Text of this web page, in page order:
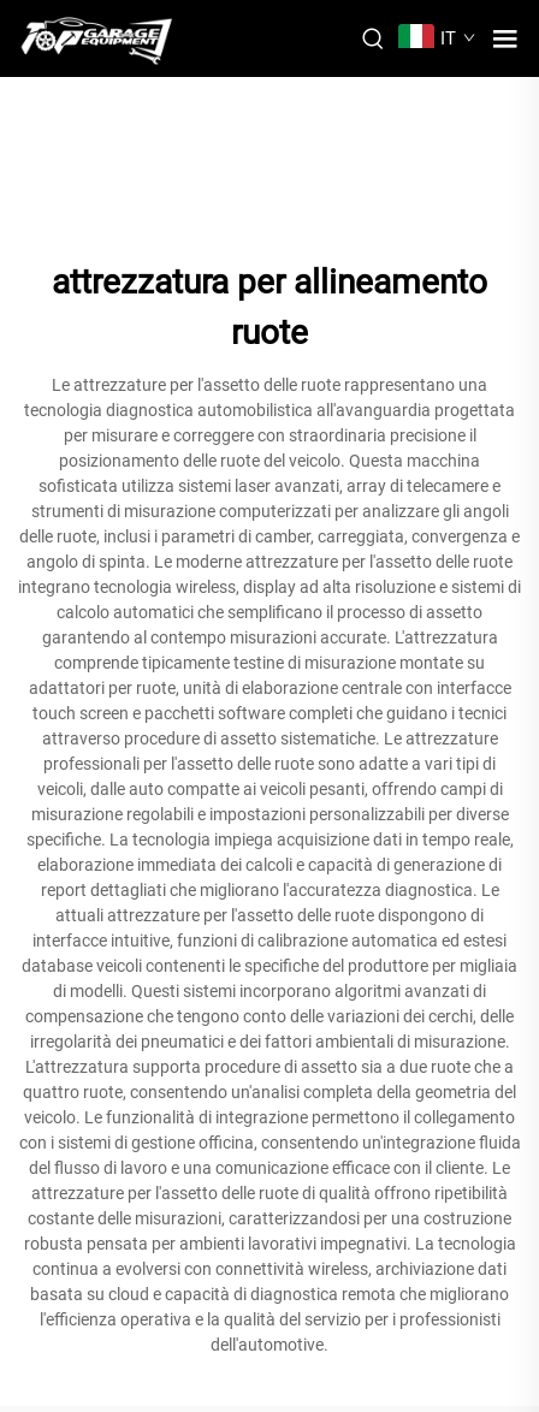
IT
attrezzatura per allineamento
ruote
Le attrezzature per l'assetto delle ruote rappresentano una
tecnologia diagnostica automobilistica all'avanguardia progettata
per misurare e correggere con straordinaria precisione il
posizionamento delle ruote del veicolo. Questa macchina
sofisticata utilizza sistemi laser avanzati, array di telecamere e
strumenti di misurazione computerizzati per analizzare gli angoli
delle ruote, inclusi i parametri di camber, carreggiata, convergenza e
angolo di spinta. Le moderne attrezzature per l'assetto delle ruote
integrano tecnologia wireless, display ad alta risoluzione e sistemi di
calcolo automatici che semplificano il processo di assetto
garantendo al contempo misurazioni accurate. L'attrezzatura
comprende tipicamente testine di misurazione montate su
adattatori per ruote, unità di elaborazione centrale con interfacce
touch screen e pacchetti software completi che guidano i tecnici
attraverso procedure di assetto sistematiche. Le attrezzature
professionali per l'assetto delle ruote sono adatte a vari tipi di
veicoli, dalle auto compatte ai veicoli pesanti, offrendo campi di
misurazione regolabili e impostazioni personalizzabili per diverse
specifiche. La tecnologia impiega acquisizione dati in tempo reale,
elaborazione immediata dei calcoli e capacità di generazione di
report dettagliati che migliorano l'accuratezza diagnostica. Le
attuali attrezzature per l'assetto delle ruote dispongono di
interfacce intuitive, funzioni di calibrazione automatica ed estesi
database veicoli contenenti le specifiche del produttore per migliaia
di modelli. Questi sistemi incorporano algoritmi avanzati di
compensazione che tengono conto delle variazioni dei cerchi, delle
irregolarità dei pneumatici e dei fattori ambientali di misurazione.
L'attrezzatura supporta procedure di assetto sia a due ruote che a
quattro ruote, consentendo un'analisi completa della geometria del
veicolo. Le funzionalità di integrazione permettono il collegamento
con i sistemi di gestione officina, consentendo un'integrazione fluida
del flusso di lavoro e una comunicazione efficace con il cliente. Le
attrezzature per l'assetto delle ruote di qualità offrono ripetibilità
costante delle misurazioni, caratterizzandosi per una costruzione
robusta pensata per ambienti lavorativi impegnativi. La tecnologia
continua a evolversi con connettività wireless, archiviazione dati
basata su cloud e capacità di diagnostica remota che migliorano
l'efficienza operativa e la qualità del servizio per i professionisti
dell'automotive.